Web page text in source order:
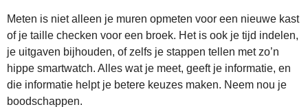
Meten is niet alleen je muren opmeten voor een nieuwe kast
of je taille checken voor een broek. Het is ook je tijd indelen,
je uitgaven bijhouden, of zelfs je stappen tellen met zo’n
hippe smartwatch. Alles wat je meet, geeft je informatie, en
die informatie helpt je betere keuzes maken. Neem nou je
boodschappen.